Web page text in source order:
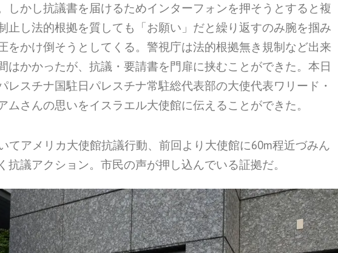
しかし抗議書を届けるためインターフォンを押そうとすると複
止し法的根拠を質しても「お願い」だと繰り返すのみ腕を掴み
をかけ倒そうとしてくる。警視庁は法的根拠無き規制など出来
はかかったが、抗議・要請書を門扉に挟むことができた。本日
レスチナ国駐日パレスチナ常駐総代表部の大使代表ワリード・
ムさんの思いをイスラエル大使館に伝えることができた。
アメリカ大使館抗議行動、前回より大使館に60m程近づみん
抗議アクション。市民の声が押し込んでいる証拠だ。